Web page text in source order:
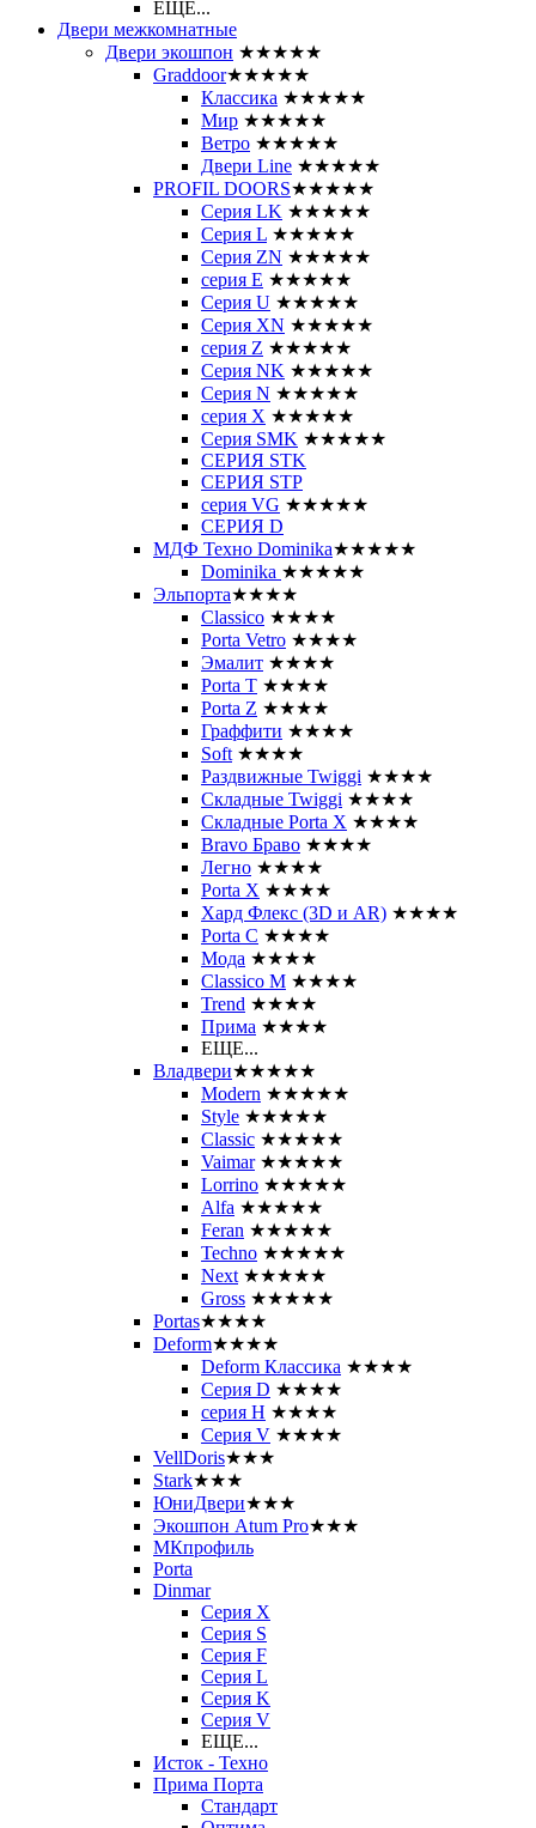
ЕЩЕ...
Двери межкомнатные
Двери экошпон ★★★★★
Graddoor★★★★★
Классика ★★★★★
Мир ★★★★★
Ветро ★★★★★
Двери Line ★★★★★
PROFIL DOORS★★★★★
Серия LK ★★★★★
Серия L ★★★★★
Серия ZN ★★★★★
серия E ★★★★★
Серия U ★★★★★
Серия XN ★★★★★
серия Z ★★★★★
Серия NK ★★★★★
Серия N ★★★★★
серия X ★★★★★
Серия SMK ★★★★★
СЕРИЯ STK
СЕРИЯ STP
серия VG ★★★★★
СЕРИЯ D
МДФ Техно Dominika★★★★★
Dominika ★★★★★
Эльпорта★★★★
Classico ★★★★
Porta Vetro ★★★★
Эмалит ★★★★
Porta T ★★★★
Porta Z ★★★★
Граффити ★★★★
Soft ★★★★
Раздвижные Twiggi ★★★★
Складные Twiggi ★★★★
Складные Porta X ★★★★
Bravo Браво ★★★★
Легно ★★★★
Porta X ★★★★
Хард Флекс (3D и AR) ★★★★
Porta C ★★★★
Мода ★★★★
Classico M ★★★★
Trend ★★★★
Прима ★★★★
ЕЩЕ...
Владвери★★★★★
Modern ★★★★★
Style ★★★★★
Classic ★★★★★
Vaimar ★★★★★
Lorrino ★★★★★
Alfa ★★★★★
Feran ★★★★★
Techno ★★★★★
Next ★★★★★
Gross ★★★★★
Portas★★★★
Deform★★★★
Deform Классика ★★★★
Серия D ★★★★
серия H ★★★★
Серия V ★★★★
VellDoris★★★
Stark★★★
ЮниДвери★★★
Экошпон Atum Pro★★★
МКпрофиль
Porta
Dinmar
Серия X
Серия S
Серия F
Серия L
Серия K
Серия V
ЕЩЕ...
Исток - Техно
Прима Порта
Стандарт